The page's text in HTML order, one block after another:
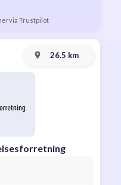
via Trustpilot
26.5 km